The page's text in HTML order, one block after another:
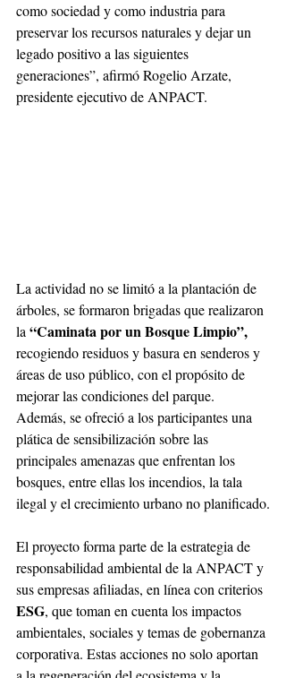
como sociedad y como industria para
preservar los recursos naturales y dejar un
legado positivo a las siguientes
generaciones”, afirmó Rogelio Arzate,
presidente ejecutivo de ANPACT.
La actividad no se limitó a la plantación de
árboles, se formaron brigadas que realizaron
la “Caminata por un Bosque Limpio”,
recogiendo residuos y basura en senderos y
áreas de uso público, con el propósito de
mejorar las condiciones del parque.
Además, se ofreció a los participantes una
plática de sensibilización sobre las
principales amenazas que enfrentan los
bosques, entre ellas los incendios, la tala
ilegal y el crecimiento urbano no planificado.
El proyecto forma parte de la estrategia de
responsabilidad ambiental de la ANPACT y
sus empresas afiliadas, en línea con criterios
ESG, que toman en cuenta los impactos
ambientales, sociales y temas de gobernanza
corporativa. Estas acciones no solo aportan